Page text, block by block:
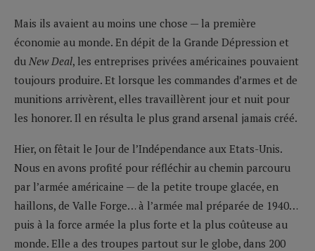
Mais ils avaient au moins une chose — la première
économie au monde. En dépit de la Grande Dépression et
du New Deal, les entreprises privées américaines pouvaient
toujours produire. Et lorsque les commandes d’armes et de
munitions arrivèrent, elles travaillèrent jour et nuit pour
les honorer. Il en résulta le plus grand arsenal jamais créé.
Hier, on fêtait le Jour de l’Indépendance aux Etats-Unis.
Nous en avons profité pour réfléchir au chemin parcouru
par l’armée américaine — de la petite troupe glacée, en
haillons, de Valle Forge… à l’armée mal préparée de 1940…
puis à la force armée la plus forte et la plus coûteuse au
monde. Elle a des troupes partout sur le globe, dans 200